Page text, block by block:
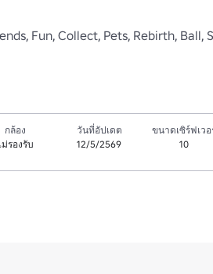
Fun, Collect, Pets, Rebirth, Ball,
กล้อง
รองรับ
วันที่อัปเดต
12/5/2569
ขนาดเซิร์ฟเวอ
10